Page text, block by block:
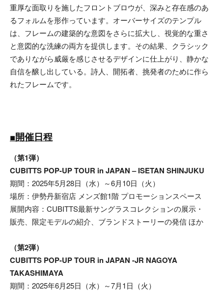
重厚な面取りを施したフロントブロウが、深みと存在感のあ
るフォルムを形作っています。オーバーサイズのテンプル
は、フレームの建築的な意図をさらに拡大し、視覚的な重さ
と意図的な洗練の両方を提供します。その結果、クラシック
でありながら威厳を感じさせるデザインに仕上がり、静かな
自信を醸し出している。詩人、開拓者、挑発者のために作ら
れたフレームです。
■開催日程
（第1弾）
CUBITTS POP-UP TOUR in JAPAN – ISETAN SHINJUKU
期間：2025年5月28日（水）～6月10日（火）
場所：伊勢丹新宿店 メンズ館1階 プロモーションスペース
展開内容：CUBITTS最新サングラスコレクションの展示・
販売、限定モデルの紹介、ブランドストーリーの発信 ほか
（第2弾）
CUBITTS POP-UP TOUR in JAPAN -JR NAGOYA
TAKASHIMAYA
期間：2025年6月25日（水）～7月1日（火）